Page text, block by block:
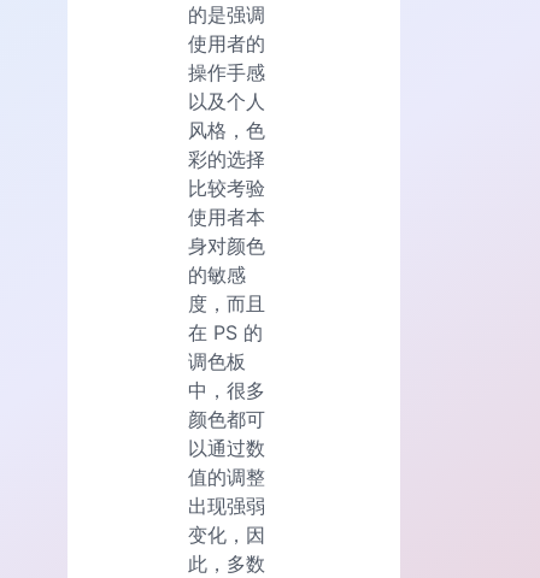
的是强调
使用者的
操作手感
以及个人
风格，色
彩的选择
比较考验
使用者本
身对颜色
的敏感
度，而且
在 PS 的
调色板
中，很多
颜色都可
以通过数
值的调整
出现强弱
变化，因
此，多数